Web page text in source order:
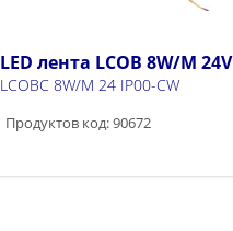
LED лента LCOB 8W/M 24V
LCOBC 8W/M 24 IP00-CW
Продуктов код: 90672